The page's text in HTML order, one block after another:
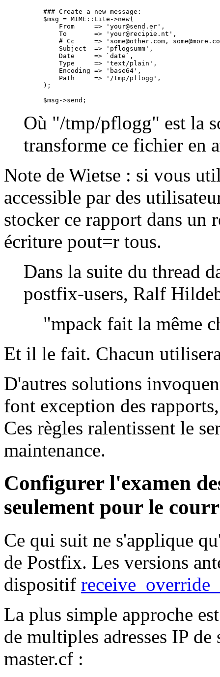
### Create a new message:
$msg = MIME::Lite->new(
    From     => 'your@send.er',
    To       => 'your@recipie.nt',
# Cc     => 'some@other.com,
    Subject  => 'pflogsumm',
    Date     => `date`,
    Type     => 'text/plain',
    Encoding => 'base64',
    Path     => '/tmp/pflogg',
);
Où "/tmp/pflogg" est la
transforme ce fichier en
Note de Wietse : si vous
accessible par des
stocker ce rapport dans un
écriture pout=r tous.
Dans la suite du thread
postfix-users, Ralf
"mpack fait la même
Et il le fait. Chacun
D'autres solutions
font exception des
Ces règles ralentissent le
maintenance.
Configurer l'examen
seulement pour le
Ce qui suit ne s'applique
de Postfix. Les versions
dispositif
La plus simple approche
de multiples adresses IP
master.cf :